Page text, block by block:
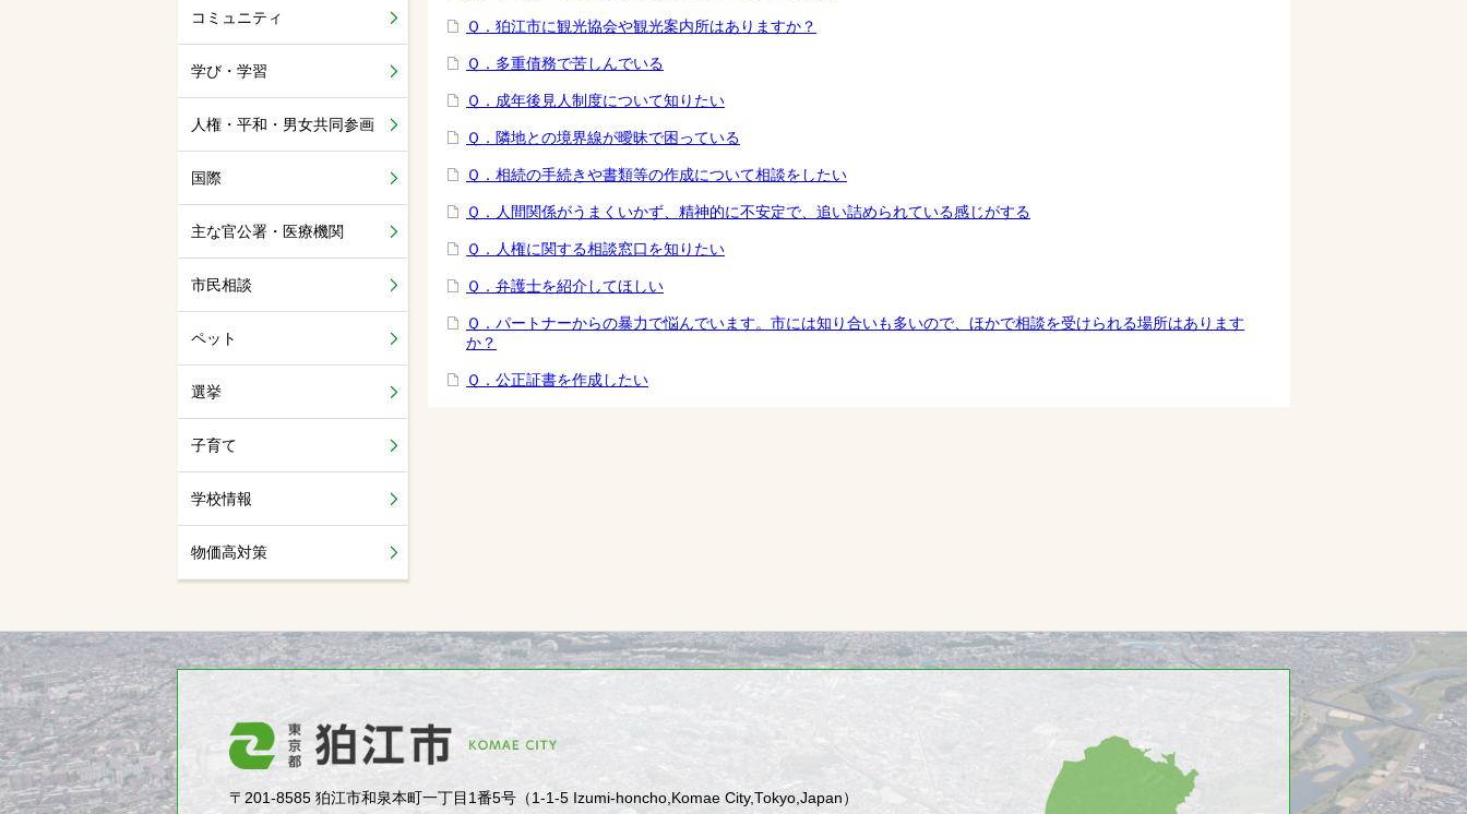
コミュニティ
学び・学習
人権・平和・男女共同参画
国際
主な官公署・医療機関
市民相談
ペット
選挙
子育て
学校情報
物価高対策
Ｑ．狛江市に観光協会や観光案内所はありますか？
Ｑ．多重債務で苦しんでいる
Ｑ．成年後見人制度について知りたい
Ｑ．隣地との境界線が曖昧で困っている
Ｑ．相続の手続きや書類等の作成について相談をしたい
Ｑ．人間関係がうまくいかず、精神的に不安定で、追い詰められている感じがする
Ｑ．人権に関する相談窓口を知りたい
Ｑ．弁護士を紹介してほしい
Ｑ．パートナーからの暴力で悩んでいます。市には知り合いも多いので、ほかで相談を受けられる場所はあります
か？
Ｑ．公正証書を作成したい
〒201-8585 狛江市和泉本町一丁目1番5号（1-1-5 Izumi-honcho,Komae City,Tokyo,Japan）